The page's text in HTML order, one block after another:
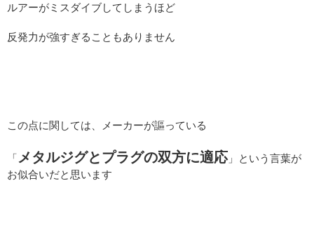
ルアーがミスダイブしてしまうほど
反発力が強すぎることもありません
この点に関しては、メーカーが謳っている
「 メタルジグとプラグの双方に適応」という言葉が
お似合いだと思います